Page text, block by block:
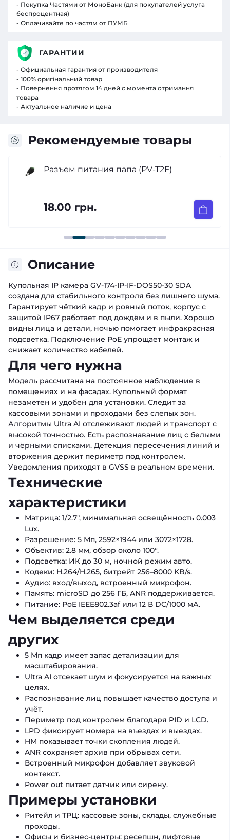
Рекомендуемые товары
Разъем питания папа (PV-T2F)
18.00 грн.
Описание
Купольная IP камера GV-174-IP-IF-DOS50-30 SDA
создана для стабильного контроля без лишнего шума.
Гарантирует чёткий кадр и ровный поток, корпус с
защитой IP67 работает под дождём и в пыли. Хорошо
видны лица и детали, ночью помогает инфракрасная
подсветка. Подключение PoE упрощает монтаж и
снижает количество кабелей.
Для чего нужна
Модель рассчитана на постоянное наблюдение в
помещениях и на фасадах. Купольный формат
незаметен и удобен для установки. Следит за
кассовыми зонами и проходами без слепых зон.
Алгоритмы Ultra AI отслеживают людей и транспорт с
высокой точностью. Есть распознавание лиц с белыми
и чёрными списками. Детекция пересечения линий и
вторжения держит периметр под контролем.
Уведомления приходят в GVSS в реальном времени.
Технические
характеристики
Матрица: 1/2.7", минимальная освещённость 0.003
Lux.
Разрешение: 5 Мп, 2592×1944 или 3072×1728.
Объектив: 2.8 мм, обзор около 100°.
Подсветка: ИК до 30 м, ночной режим авто.
Кодеки: H.264/H.265, битрейт 256–8000 KB/s.
Аудио: вход/выход, встроенный микрофон.
Память: microSD до 256 ГБ, ANR поддерживается.
Питание: PoE IEEE802.3af или 12 В DC/1000 мА.
Чем выделяется среди
других
5 Мп кадр имеет запас детализации для
масштабирования.
Ultra AI отсекает шум и фокусируется на важных
целях.
Распознавание лиц повышает качество доступа и
учёт.
Периметр под контролем благодаря PID и LCD.
LPD фиксирует номера на въездах и выездах.
HM показывает точки скопления людей.
ANR сохраняет архив при обрывах сети.
Встроенный микрофон добавляет звуковой
контекст.
Power out питает датчик или сирену.
Примеры установки
Ритейл и ТРЦ: кассовые зоны, склады, служебные
проходы.
Офисы и бизнес-центры: ресепшн, лифтовые
- Покупка Частями от МоноБанк (для покупателей услуга
беспроцентная)
- Оплачивайте по частям от ПУМБ
ГАРАНТИИ
- Официальная гарантия от производителя
- 100% оригінальний товар
- Повернення протягом 14 дней с момента отримання
товара
- Актуальное наличие и цена